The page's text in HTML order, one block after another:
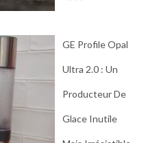
GE Profile Opal
Ultra 2.0 : Un
Producteur De
Glace Inutile